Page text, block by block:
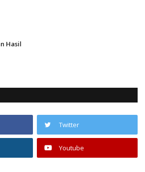
Hasil
Twitter
Youtube